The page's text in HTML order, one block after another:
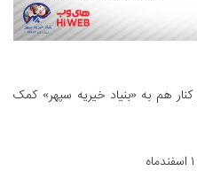
هم به «بنیاد خیریه سپهر» کمک